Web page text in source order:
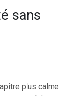
sans
plus calme